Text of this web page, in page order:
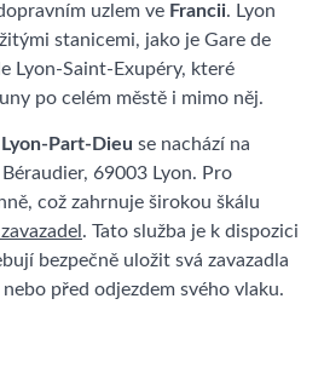
uzlem ve Francii. Lyon
stanicemi, jako je Gare de
Lyon-Saint-Exupéry, které
po celém městě i mimo něj.
Part-Dieu se nachází na
69003 Lyon. Pro
což zahrnuje širokou škálu
. Tato služba je k dispozici
bezpečně uložit svá zavazadla
před odjezdem svého vlaku.